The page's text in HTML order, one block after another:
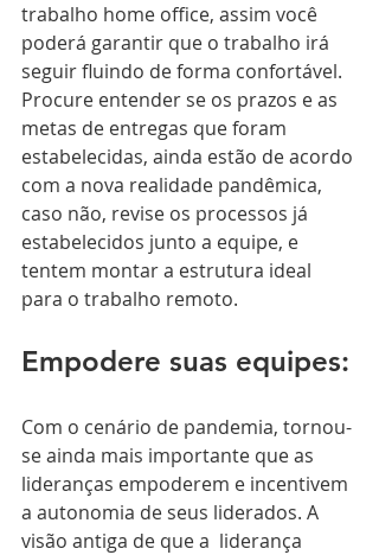
trabalho home office, assim você
poderá garantir que o trabalho irá
seguir fluindo de forma confortável.
Procure entender se os prazos e as
metas de entregas que foram
estabelecidas, ainda estão de acordo
com a nova realidade pandêmica,
caso não, revise os processos já
estabelecidos junto a equipe, e
tentem montar a estrutura ideal
para o trabalho remoto.
Empodere suas equipes:
Com o cenário de pandemia, tornou-
se ainda mais importante que as
lideranças empoderem e incentivem
a autonomia de seus liderados. A
visão antiga de que a  liderança